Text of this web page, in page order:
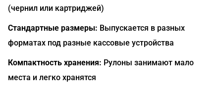
(чернил или картриджей)
Стандартные размеры: Выпускается в разных
форматах под разные кассовые устройства
Компактность хранения: Рулоны занимают мало
места и легко хранятся